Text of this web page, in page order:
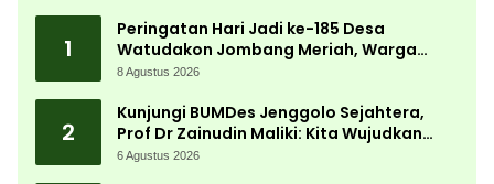
1
Peringatan Hari Jadi ke-185 Desa
Watudakon Jombang Meriah, Warga
Tumpek Blek Padati Karnaval Budaya
8 Agustus 2026
2
Kunjungi BUMDes Jenggolo Sejahtera,
Prof Dr Zainudin Maliki: Kita Wujudkan
Kemandirian Ekonomi dengan Potensi
6 Agustus 2026